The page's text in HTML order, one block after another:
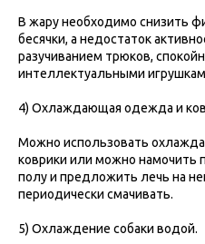
В жару необходимо снизить
бесячки, а недостаток
разучиванием трюков,
интеллектуальными
4) Охлаждающая одежда и
Можно использовать
коврики или можно намочить
полу и предложить лечь на
периодически смачивать.
5) Охлаждение собаки водой.